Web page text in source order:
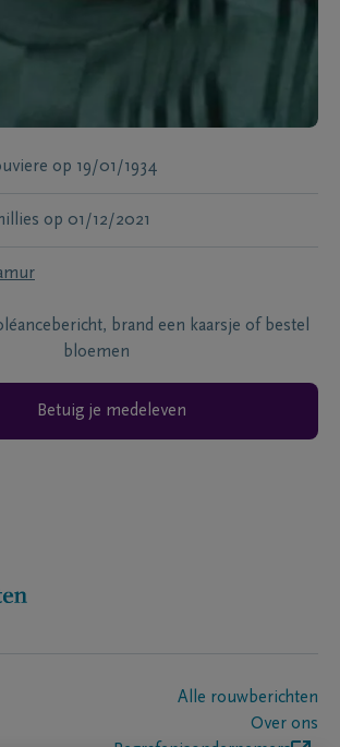
op 19/01/1934
op 01/12/2021
brand een kaarsje of bestel
bloemen
Betuig je medeleven
Alle rouwberichten
Over ons